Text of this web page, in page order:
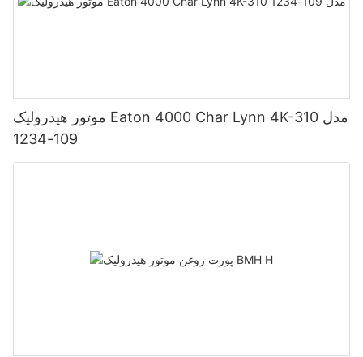
موتور هیدرولیک Eaton 4000 Char Lynn 4K-310 مدل
109-1234